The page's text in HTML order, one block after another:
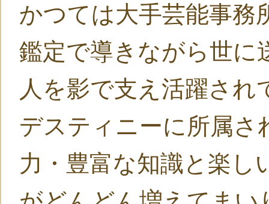
かつては大手芸能事務
鑑定で導きながら世に
人を影で支え活躍され
デスティニーに所属さ
力・豊富な知識と楽し